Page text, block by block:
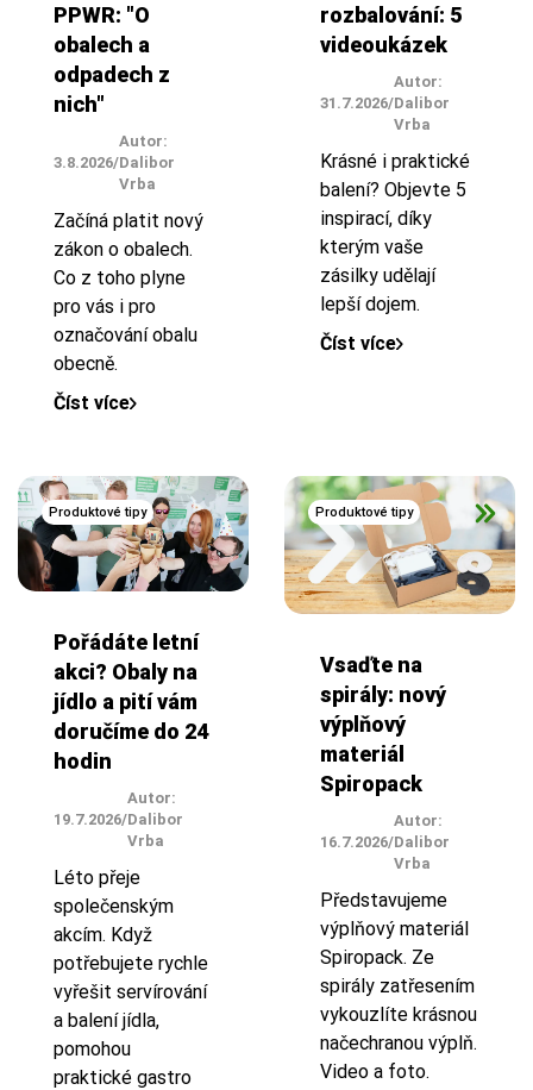
PPWR: "O
obalech a
odpadech z
nich"
3.8.2026/
Autor:
Dalibor
Vrba
Začíná platit nový
zákon o obalech.
Co z toho plyne
pro vás i pro
označování obalu
obecně.
Číst více
rozbalování: 5
videoukázek
31.7.2026/
Autor:
Dalibor
Vrba
Krásné i praktické
balení? Objevte 5
inspirací, díky
kterým vaše
zásilky udělají
lepší dojem.
Číst více
Produktové tipy
Pořádáte letní
akci? Obaly na
jídlo a pití vám
doručíme do 24
hodin
19.7.2026/
Autor:
Dalibor
Vrba
Léto přeje
společenským
akcím. Když
potřebujete rychle
vyřešit servírování
a balení jídla,
pomohou
praktické gastro
Produktové tipy
Vsaďte na
spirály: nový
výplňový
materiál
Spiropack
16.7.2026/
Autor:
Dalibor
Vrba
Představujeme
výplňový materiál
Spiropack. Ze
spirály zatřesením
vykouzlíte krásnou
načechranou výplň.
Video a foto.